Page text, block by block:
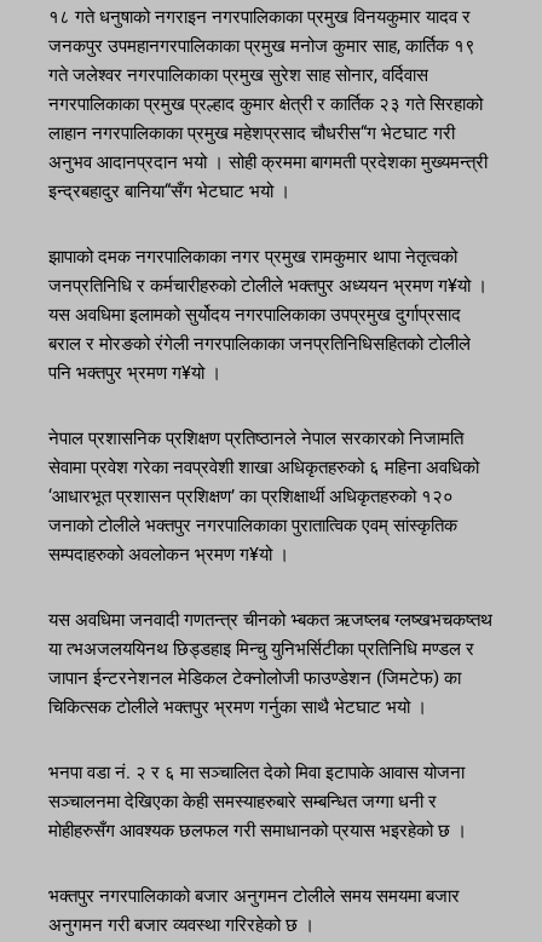
१८ गते धनुषाको नगराइन नगरपालिकाका प्रमुख विनयकुमार यादव र
जनकपुर उपमहानगरपालिकाका प्रमुख मनोज कुमार साह, कार्तिक १९
गते जलेश्वर नगरपालिकाका प्रमुख सुरेश साह सोनार, वर्दिवास
नगरपालिकाका प्रमुख प्रल्हाद कुमार क्षेत्री र कार्तिक २३ गते सिरहाको
लाहान नगरपालिकाका प्रमुख महेशप्रसाद चौधरीस“ग भेटघाट गरी
अनुभव आदानप्रदान भयो । सोही क्रममा बागमती प्रदेशका मुख्यमन्त्री
इन्द्रबहादुर बानिया“सँग भेटघाट भयो ।
झापाको दमक नगरपालिकाका नगर प्रमुख रामकुमार थापा नेतृत्वको
जनप्रतिनिधि र कर्मचारीहरुको टोलीले भक्तपुर अध्ययन भ्रमण ग¥यो ।
यस अवधिमा इलामको सुर्योदय नगरपालिकाका उपप्रमुख दुर्गाप्रसाद
बराल र मोरङको रंगेली नगरपालिकाका जनप्रतिनिधिसहितको टोलीले
पनि भक्तपुर भ्रमण ग¥यो ।
नेपाल प्रशासनिक प्रशिक्षण प्रतिष्ठानले नेपाल सरकारको निजामति
सेवामा प्रवेश गरेका नवप्रवेशी शाखा अधिकृतहरुको ६ महिना अवधिको
‘आधारभूत प्रशासन प्रशिक्षण’ का प्रशिक्षार्थी अधिकृतहरुको १२०
जनाको टोलीले भक्तपुर नगरपालिकाका पुरातात्विक एवम् सांस्कृतिक
सम्पदाहरुको अवलोकन भ्रमण ग¥यो ।
यस अवधिमा जनवादी गणतन्त्र चीनको भ्बकत ऋजष्लब ग्लष्खभचकष्तथ
या त्भअजलययिनथ छिड्डहाइ मिन्चु युनिभर्सिटीका प्रतिनिधि मण्डल र
जापान ईन्टरनेशनल मेडिकल टेक्नोलोजी फाउण्डेशन (जिमटेफ) का
चिकित्सक टोलीले भक्तपुर भ्रमण गर्नुका साथै भेटघाट भयो ।
भनपा वडा नं. २ र ६ मा सञ्चालित देको मिवा इटापाके आवास योजना
सञ्चालनमा देखिएका केही समस्याहरुबारे सम्बन्धित जग्गा धनी र
मोहीहरुसँग आवश्यक छलफल गरी समाधानको प्रयास भइरहेको छ ।
भक्तपुर नगरपालिकाको बजार अनुगमन टोलीले समय समयमा बजार
अनुगमन गरी बजार व्यवस्था गरिरहेको छ ।